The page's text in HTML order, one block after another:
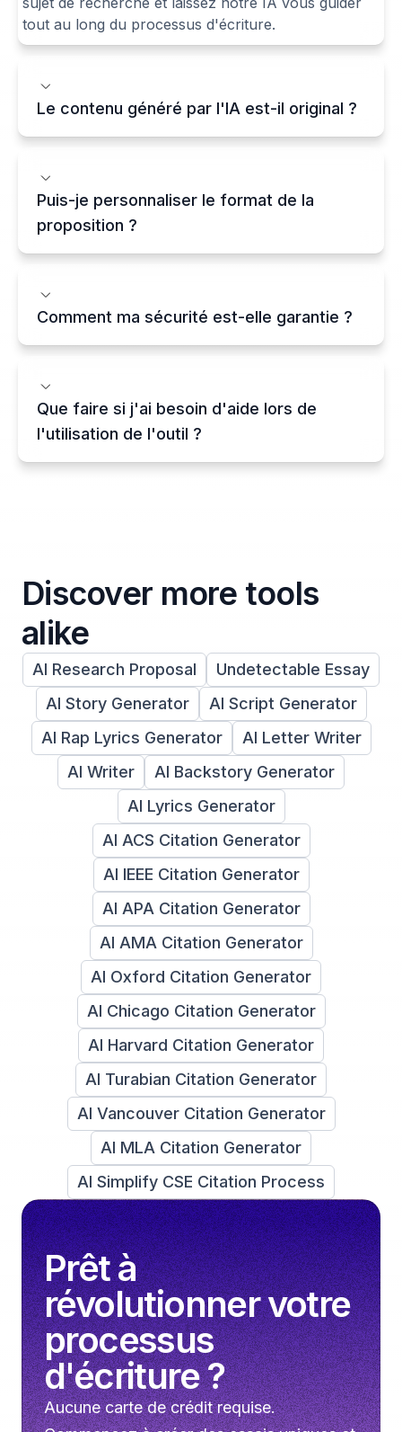
tout au long du processus d'écriture.
Le contenu généré par l'IA est-il original ?
Puis-je personnaliser le format de la
proposition ?
Comment ma sécurité est-elle garantie ?
Que faire si j'ai besoin d'aide lors de
l'utilisation de l'outil ?
Discover more tools
alike
AI Research Proposal
Undetectable Essay
AI Story Generator
AI Script Generator
AI Rap Lyrics Generator
AI Letter Writer
AI Writer
AI Backstory Generator
AI Lyrics Generator
AI ACS Citation Generator
AI IEEE Citation Generator
AI APA Citation Generator
AI AMA Citation Generator
AI Oxford Citation Generator
AI Chicago Citation Generator
AI Harvard Citation Generator
AI Turabian Citation Generator
AI Vancouver Citation Generator
AI MLA Citation Generator
AI Simplify CSE Citation Process
Prêt à
révolutionner votre
processus
d'écriture ?
Aucune carte de crédit requise.